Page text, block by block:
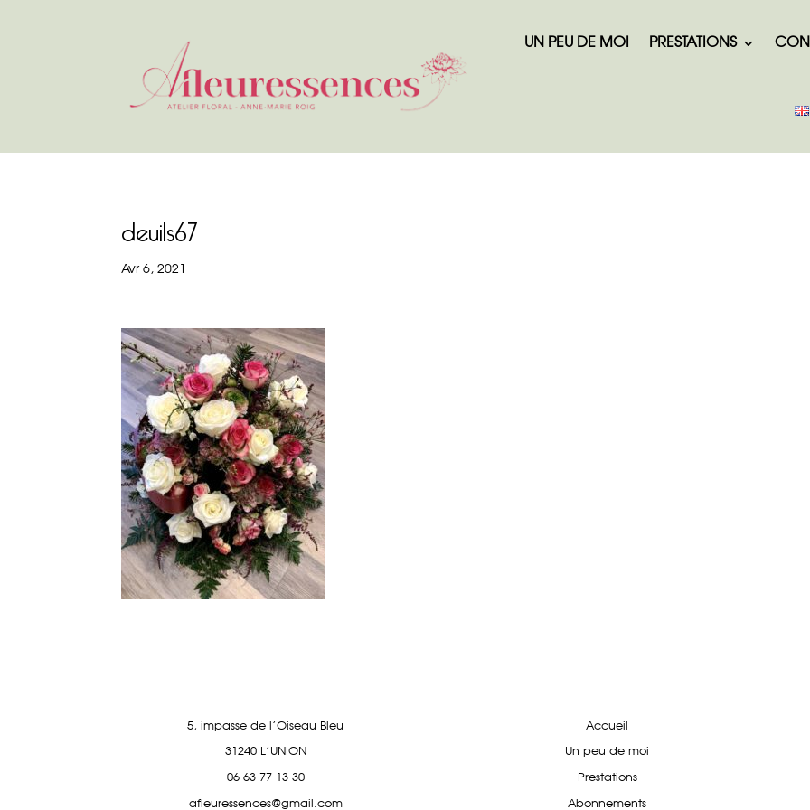
UN PEU DE MOI PRESTATIONS
deuils67
Avr 6, 2021
5, impasse de l'Oiseau Bleu
31240 L'UNION
06 63 77 13 30
afleuressences@gmail.com
Accueil
Un peu de moi
Prestations
Abonnements